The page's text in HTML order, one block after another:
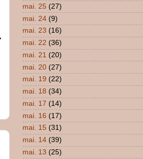
mai. 25 (27)
mai. 24 (9)
mai. 23 (16)
mai. 22 (36)
mai. 21 (20)
mai. 20 (27)
mai. 19 (22)
mai. 18 (34)
mai. 17 (14)
mai. 16 (17)
mai. 15 (31)
mai. 14 (39)
mai. 13 (25)